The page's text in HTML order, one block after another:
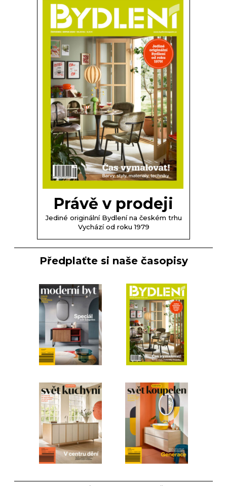
Právě v prodeji
Jediné originální Bydlení na českém trhu
Vychází od roku 1979
Předplaťte si naše časopisy